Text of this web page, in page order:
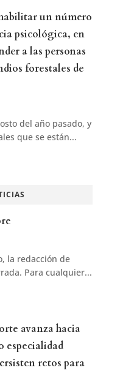
un número
psicológica, en
a las personas
forestales de
del año pasado, y
que se están...
la redacción de
Para cualquier...
avanza hacia
especialidad
retos para